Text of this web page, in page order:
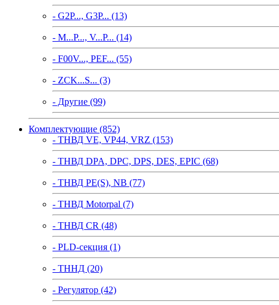
- G2P..., G3P... (13)
- M...P..., V...P... (14)
- F00V..., PEF... (55)
- ZCK...S... (3)
- Другие (99)
Комплектующие (852)
- ТНВД VE, VP44, VRZ (153)
- ТНВД DPA, DPC, DPS, DES, EPIC (68)
- ТНВД PE(S), NB (77)
- ТНВД Motorpal (7)
- ТНВД CR (48)
- PLD-секция (1)
- ТННД (20)
- Регулятор (42)